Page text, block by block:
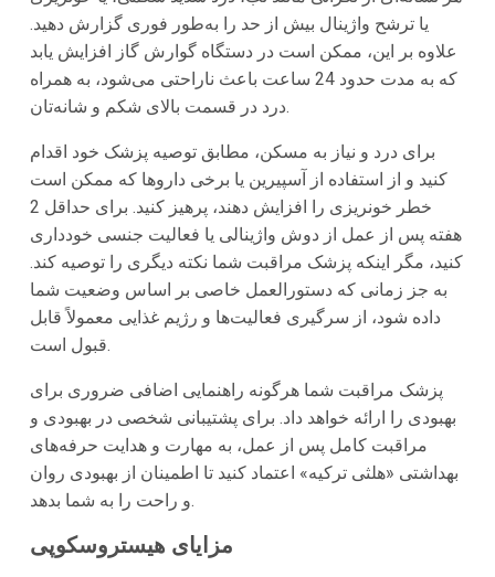
یا ترشح واژینال بیش از حد را به‌طور فوری گزارش دهید.
علاوه بر این، ممکن است در دستگاه گوارش گاز افزایش یابد
که به مدت حدود 24 ساعت باعث ناراحتی می‌شود، به همراه
درد در قسمت بالای شکم و شانه‌تان.
برای درد و نیاز به مسکن، مطابق توصیه پزشک خود اقدام
کنید و از استفاده از آسپیرین یا برخی داروها که ممکن است
خطر خونریزی را افزایش دهند، پرهیز کنید. برای حداقل 2
هفته پس از عمل از دوش واژینالی یا فعالیت جنسی خودداری
کنید، مگر اینکه پزشک مراقبت شما نکته دیگری را توصیه کند.
به جز زمانی که دستورالعمل خاصی بر اساس وضعیت شما
داده شود، از سرگیری فعالیت‌ها و رژیم غذایی معمولاً قابل
قبول است.
پزشک مراقبت شما هرگونه راهنمایی اضافی ضروری برای
بهبودی را ارائه خواهد داد. برای پشتیبانی شخصی در بهبودی و
مراقبت کامل پس از عمل، به مهارت و هدایت حرفه‌های
بهداشتی «هلثی ترکیه» اعتماد کنید تا اطمینان از بهبودی روان
و راحت را به شما بدهد.
مزایای هیستروسکوپی